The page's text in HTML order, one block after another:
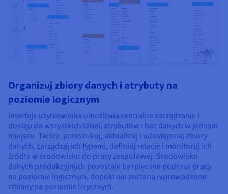
Organizuj zbiory danych i atrybuty na
poziomie logicznym
Interfejs użytkownika umożliwia centralne zarządzanie i
dostęp do wszystkich tabel, atrybutów i baz danych w jednym
miejscu. Twórz, przeszukuj, aktualizuj i udostępniaj zbiory
danych, zarządzaj ich typami, definiuj relacje i monitoruj ich
źródła w środowisku do pracy zespołowej. Środowisko
danych produkcyjnych pozostaje bezpieczne podczas pracy
na poziomie logicznym, dopóki nie zostaną wprowadzone
zmiany na poziomie fizycznym.